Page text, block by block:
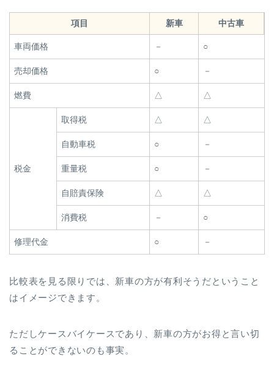
項目 新車 中古車
車両価格 － ○
売却価格 ○ －
燃費 △ △
税金
取得税 △ △
自動車税 ○ －
重量税 ○ －
自賠責保険 △ △
消費税 － ○
修理代金 ○ －
比較表を見る限りでは、新車の方が有利そうだということ
はイメージできます。
ただしケースバイケースであり、新車の方がお得と言い切
ることができないのも事実。